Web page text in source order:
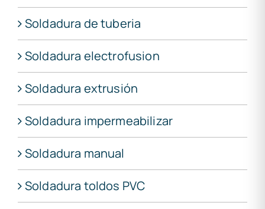
Soldadura de tuberia
Soldadura electrofusion
Soldadura extrusión
Soldadura impermeabilizar
Soldadura manual
Soldadura toldos PVC